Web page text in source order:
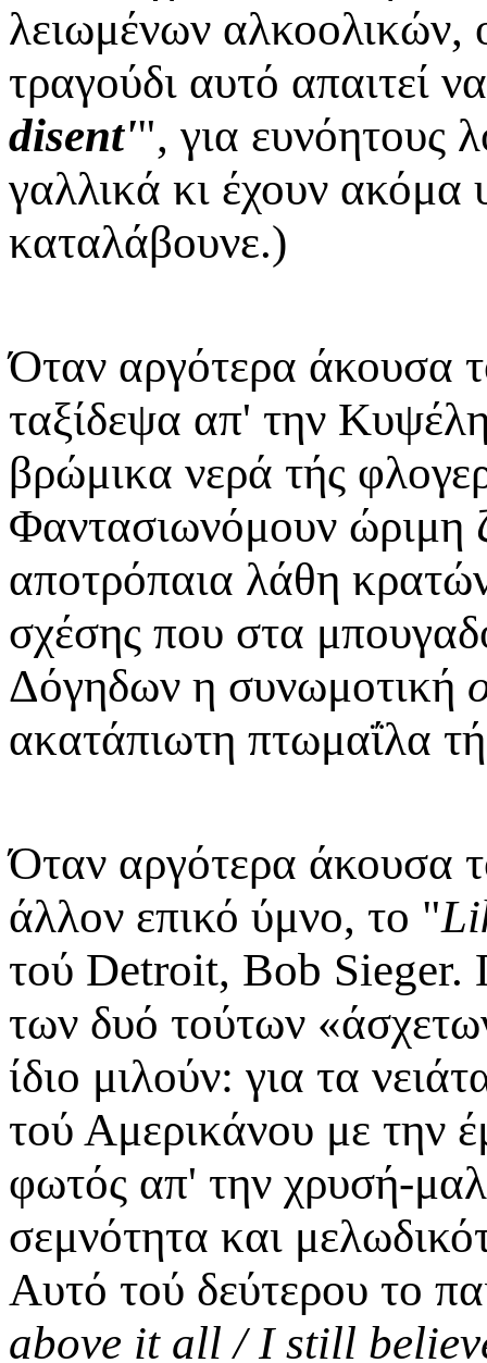
λειωμένων
τραγούδι αυτό απαιτεί
disent'", για ευνόητους
γαλλικά κι έχουν ακόμα
καταλάβουνε.)
Όταν αργότερα άκουσα
ταξίδεψα απ' την
βρώμικα νερά τής
Φαντασιωνόμουν ώριμη
αποτρόπαια λάθη
σχέσης που στα
Δόγηδων η συνωμοτική
ακατάπιωτη πτωμαΐλα
Όταν αργότερα άκουσα
άλλον επικό ύμνο, το "
τού Detroit, Bob Sieger.
των δυό τούτων
ίδιο μιλούν: για τα
τού Αμερικάνου με την
φωτός απ' την χρυσή-
σεμνότητα και
Αυτό τού δεύτερου το
above it all / Ι still